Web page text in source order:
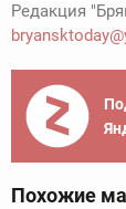
Редакция
Похожие